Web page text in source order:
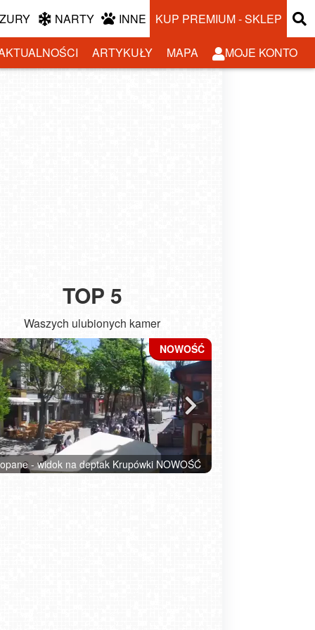
NARTY INNE KUP PREMIUM - SKLEP
ARTYKUŁY MAPA
MOJE KONTO
TOP 5
Waszych ulubionych kamer
- widok na plażę - NOWOŚĆ